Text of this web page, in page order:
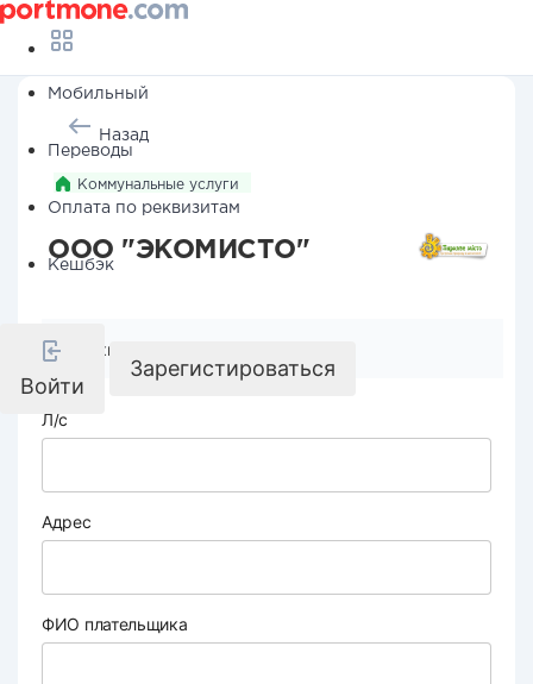
Мобильный
Переводы
Оплата по реквизитам
Кешбэк
Войти
Зарегистироваться
Назад
Коммунальные услуги
ООО "ЭКОМИСТО"
Реквизиты компании
Л/с
Адрес
ФИО плательщика